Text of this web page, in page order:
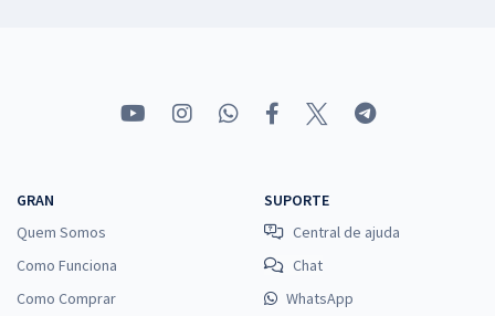
GRAN
Quem Somos
Como Funciona
Como Comprar
SUPORTE
Central de ajuda
Chat
WhatsApp